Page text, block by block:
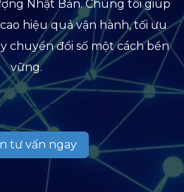
Nhật Bản. Chúng tôi giúp
hiệu quả vận hành, tối ưu
chuyển đổi số một cách bền
vững.
tư vấn ngay